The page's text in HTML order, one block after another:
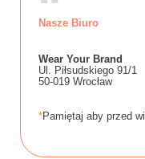
Nasze Biuro
Wear Your Brand
Ul. Piłsudskiego 91/1
50-019 Wrocław
*Pamiętaj aby przed